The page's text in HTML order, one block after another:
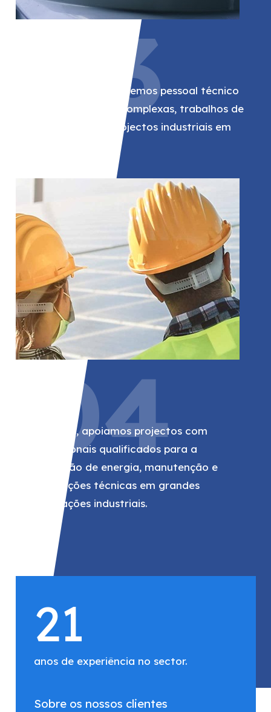
03
Para a Spie, fornecemos pessoal técnico
para instalações complexas, trabalhos de
manutenção e projectos industriais em
04
Na RWE, apoiamos projectos com
profissionais qualificados para a
produção de energia, manutenção e
instalações técnicas em grandes
instalações industriais.
21
anos de experiência no sector.
Sobre os nossos clientes